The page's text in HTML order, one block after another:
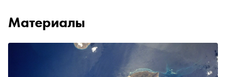
Материалы